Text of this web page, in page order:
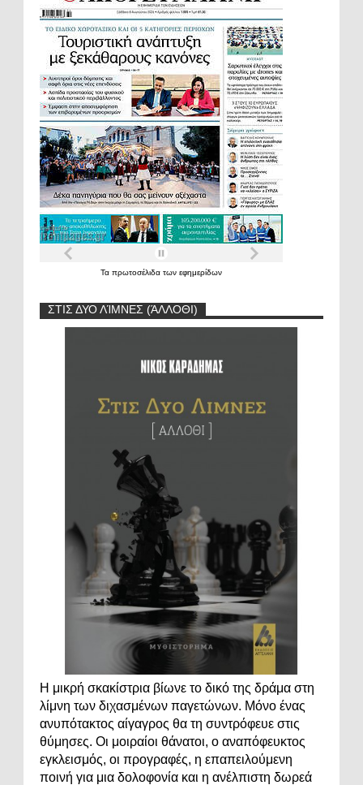
Τα πρωτοσέλιδα των εφημερίδων
ΣΤΙΣ ΔΥΟ ΛΊΜΝΕΣ (ΆΛΛΟΘΙ)
Η μικρή σκακίστρια βίωνε το δικό της δράμα στη
λίμνη των διχασμένων παγετώνων. Μόνο ένας
ανυπότακτος αίγαγρος θα τη συντρόφευε στις
θύμησες. Οι μοιραίοι θάνατοι, ο αναπόφευκτος
εγκλεισμός, οι προγραφές, η επαπειλούμενη
ποινή για μια δολοφονία και η ανέλπιστη δωρεά